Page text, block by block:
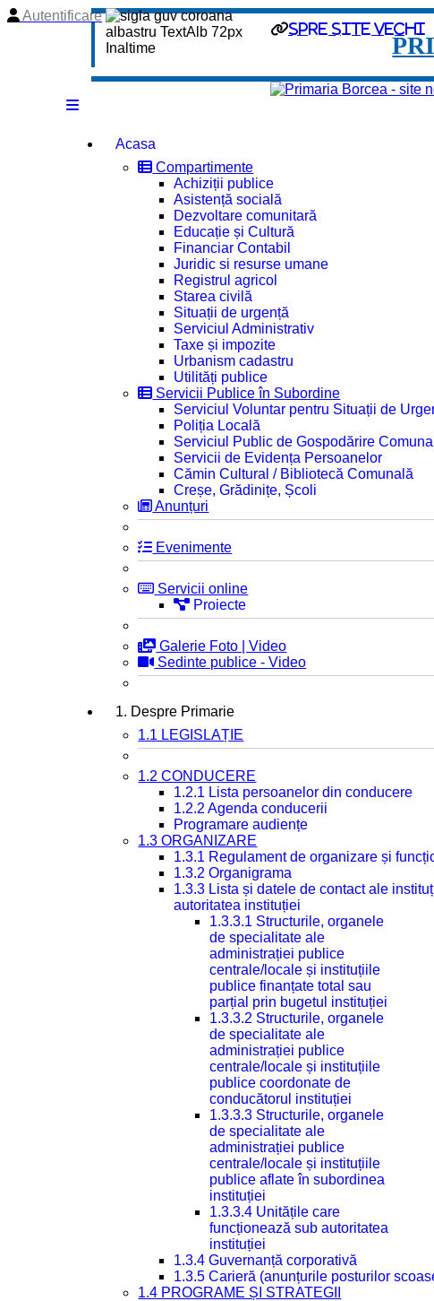
spre site vechi
Autentificare
Acasa
Compartimente
Achiziții publice
Asistență socială
Dezvoltare comunitară
Educație și Cultură
Financiar Contabil
Juridic si resurse umane
Registrul agricol
Starea civilă
Situații de urgență
Serviciul Administrativ
Taxe și impozite
Urbanism cadastru
Utilități publice
Servicii Publice în Subordine
Serviciul Voluntar pentru Situații de
Poliția Locală
Serviciul Public de Gospodărire
Servicii de Evidența Persoanelor
Cămin Cultural / Bibliotecă Comunală
Creșe, Grădinițe, Școli
Anunțuri
Evenimente
Servicii online
Proiecte
Galerie Foto | Video
Sedinte publice - Video
1. Despre Primarie
1.1 LEGISLAȚIE
1.2 CONDUCERE
1.2.1 Lista persoanelor din conducere
1.2.2 Agenda conducerii
Programare audiențe
1.3 ORGANIZARE
1.3.1 Regulament de organizare și
1.3.2 Organigrama
1.3.3 Lista și datele de contact ale
autoritatea instituției
1.3.3.1 Structurile, organele
de specialitate ale
administrației publice
centrale/locale și instituțiile
publice finanțate total sau
parțial prin bugetul instituției
1.3.3.2 Structurile, organele
de specialitate ale
administrației publice
centrale/locale și instituțiile
publice coordonate de
conducătorul instituției
1.3.3.3 Structurile, organele
de specialitate ale
administrației publice
centrale/locale și instituțiile
publice aflate în subordinea
instituției
1.3.3.4 Unitățile care
funcționează sub autoritatea
instituției
1.3.4 Guvernanță corporativă
1.3.5 Carieră (anunțurile posturilor
1.4 PROGRAME ȘI STRATEGII